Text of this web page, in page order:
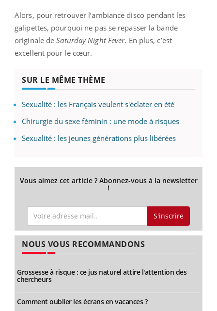
Alors, pour retrouver l’ambiance disco pendant les
galipettes, pourquoi ne pas se repasser la bande
originale de Saturday Night Fever. En plus, c’est
excellent pour le cœur.
SUR LE MÊME THÈME
Sexualité : les Français veulent s'éclater en été
Chirurgie du sexe féminin : une mode à risques
Sexualité : les jeunes générations plus libérées
Vous aimez cet article ? Abonnez-vous à la newsletter
!
S'inscrire
NOUS VOUS RECOMMANDONS
Grossesse à risque : ce jus naturel attire l'attention des
chercheurs
Comment oublier les écrans en vacances ?